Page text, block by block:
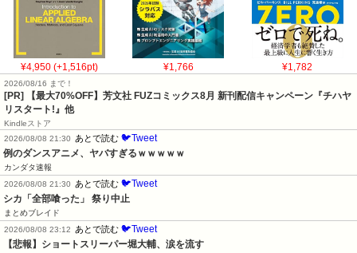
¥4,950 (+1,516pt) ¥1,766 ¥1,782
2026/08/16 まで！
[PR] 【最大70%OFF】芳文社 FUZコミックス8月 新刊配信キャンペーン『チハヤ
リスタート!』他
Kindleストア
2026/08/08 21:30
あとで読む 🐦Tweet
例のダンスアニメ、ヤバすぎるｗｗｗｗｗ
カンダタ速報
2026/08/08 21:30
あとで読む 🐦Tweet
シカ「全部喰った」 祭り中止
まとめブレイド
2026/08/08 23:12
あとで読む 🐦Tweet
【悲報】ショートスリーパー堀大輔、涙を流す